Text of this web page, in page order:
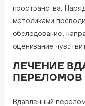
пространства.
методиками
обследование,
оценивание
ЛЕЧЕНИЕ
ПЕРЕЛОМОВ
Вдавленный